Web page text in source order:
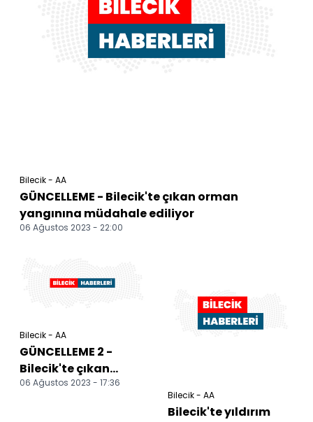
Bilecik - AA
GÜNCELLEME - Bilecik'te çıkan orman
yangınına müdahale ediliyor
06 Ağustos 2023 - 22:00
Bilecik - AA
GÜNCELLEME 2 -
Bilecik'te çıkan
orman yangınına
06 Ağustos 2023 - 17:36
Bilecik - AA
Bilecik'te yıldırım